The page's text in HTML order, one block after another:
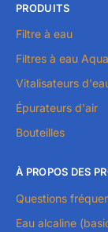
PRODUITS
Filtre à eau
Filtres à eau
Vitalisateurs
Épurateurs d'air
Bouteilles
À PROPOS DES
Questions
Eau alcaline